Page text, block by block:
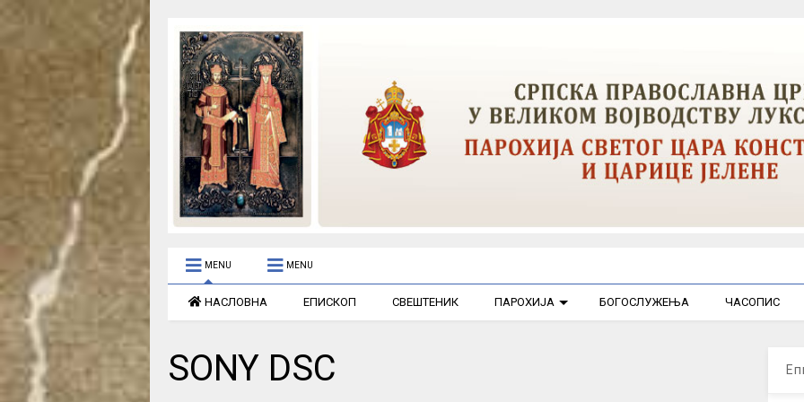
MENU MENU
НАСЛОВНА ЕПИСКОП СВЕШТЕНИК ПАРОХИЈА БОГОСЛУЖЕЊА ЧАСОПИС
SONY DSC